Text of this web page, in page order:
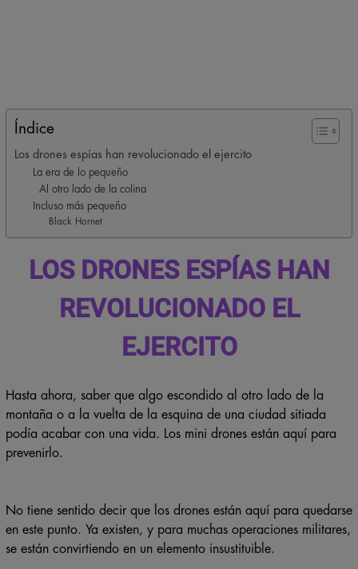
Índice
Los drones espías han revolucionado el ejercito
La era de lo pequeño
Al otro lado de la colina
Incluso más pequeño
Black Hornet
LOS DRONES ESPÍAS HAN
REVOLUCIONADO EL
EJERCITO
Hasta ahora, saber que algo escondido al otro lado de la
montaña o a la vuelta de la esquina de una ciudad sitiada
podía acabar con una vida. Los mini drones están aquí para
prevenirlo.
No tiene sentido decir que los drones están aquí para quedarse
en este punto. Ya existen, y para muchas operaciones militares,
se están convirtiendo en un elemento insustituible.